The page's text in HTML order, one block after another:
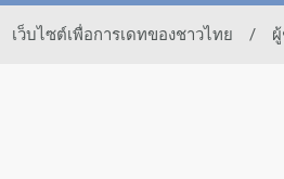
เว็บไซต์เพื่อการเดทของชาวไทย /